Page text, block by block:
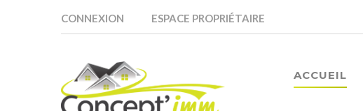
CONNEXION ESPACE PROPRIÉTAIRE
ACCUEIL